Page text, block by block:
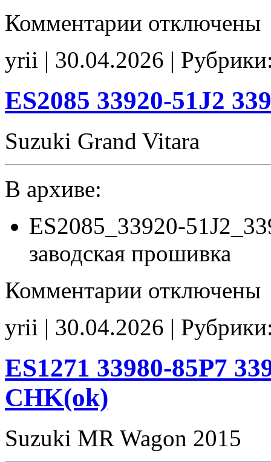
Комментарии записи
E2(EGR_off)
Idle800
отключены
yrii | 30.04.2026 |
ES2085 33920-51J2
Suzuki Grand Vitara
В архиве:
ES2085_33920-
заводская прошивка
Комментарии записи
51J2
33920-
00001
stock
отключены
yrii | 30.04.2026 |
ES1271 33980-85P7
CHK(ok)
Suzuki MR Wagon 2015